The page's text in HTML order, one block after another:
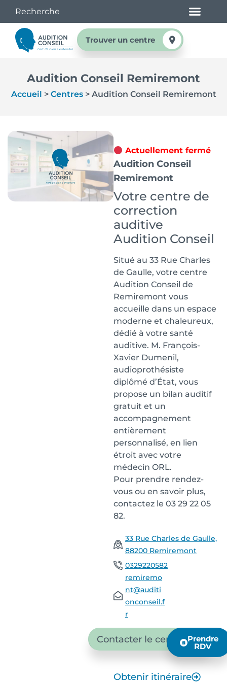
Trouver un centre
Audition Conseil Remiremont
Accueil > Centres> Audition Conseil Remiremont
Actuellement fermé
Audition Conseil
Remiremont
Votre centre de
correction
auditive
Audition Conseil
Situé au 33 Rue Charles
de Gaulle, votre centre
Audition Conseil de
Remiremont vous
accueille dans un espace
moderne et chaleureux,
dédié à votre santé
auditive. M. François-
Xavier Dumenil,
audioprothésiste
diplômé d’État, vous
propose un bilan auditif
gratuit et un
accompagnement
entièrement
personnalisé, en lien
étroit avec votre
médecin ORL.
Pour prendre rendez-
vous ou en savoir plus,
contactez le 03 29 22 05
82.
33 Rue Charles de Gaulle,
88200 Remiremont
0329220582
remiremo
nt@auditi
onconseil.f
r
Contacter le centre Prendre
RDV
Obtenir itinéraire